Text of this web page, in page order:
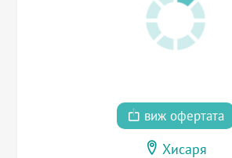
виж офертата
Хисаря